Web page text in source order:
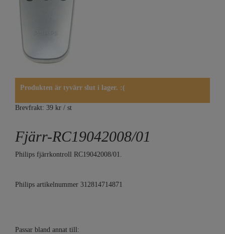
Produkten är tyvärr slut i lager. :(
Brevfrakt: 39 kr / st
Fjärr-RC19042008/01
Philips fjärrkontroll RC19042008/01.
Philips artikelnummer 312814714871
Passar bland annat till: